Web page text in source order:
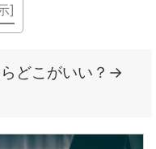
]
らどこがいい？→